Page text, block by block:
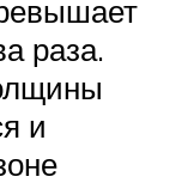
раза.
и